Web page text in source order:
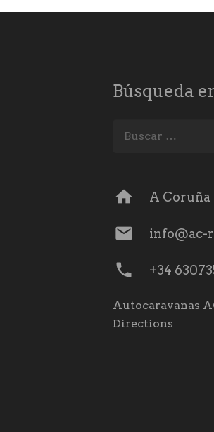
Búsqueda
home A Coruña
mail info@ac-
phone +34
Autocaravanas
Directions